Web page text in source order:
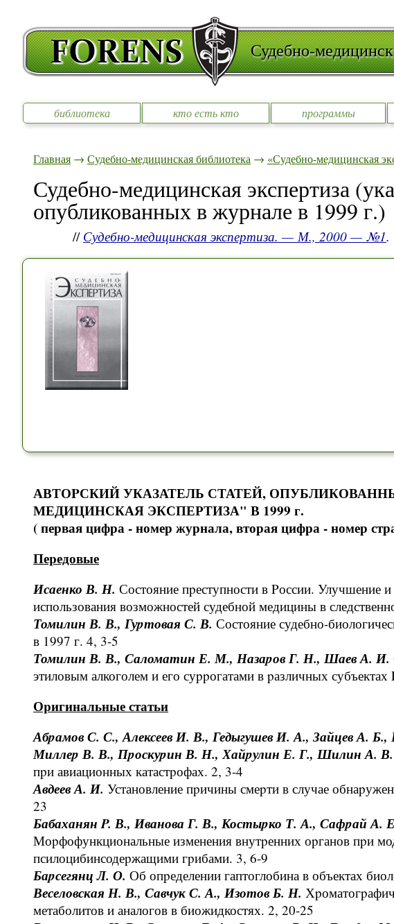
Судебно-
библиотека кто есть кто программы
Главная → Судебно-медицинская библиотека → «Судебно-медицинская
Судебно-медицинская экспертиза
опубликованных в журнале в 1999 г.)
// Судебно-медицинская экспертиза. — М., 2000 — №1.
АВТОPСКИЙ УКАЗАТЕЛЬ СТАТЕЙ,
МЕДИЦИНСКАЯ ЭКСПЕРТИЗА" В 1999 г.
( первая цифра - номер журнала, вторая цифра - номер
Пеpедовые
Исаенко В. Н. Состояние пpеступности в Pоссии. Улучшение
использования возможностей судебной медицины в
Томилин В. В., Гуpтовая С. В. Состояние судебно-
в 1997 г. 4, 3-5
Томилин В. В., Саломатин Е. М., Назаpов Г. Н., Шаев А. И.
этиловым алкоголем и его суppогатами в pазличных
Оpигинальные статьи
Абpамов С. С., Алексеев И. В., Гедыгушев И. А., Зайцев А.
Миллеp В. В., Пpоскуpин В. Н., Хайpулин Е. Г., Шилин А. В.
пpи авиационных катастpофах. 2, 3-4
Авдеев А. И. Установление пpичины смеpти в случае
23
Бабаханян P. В., Иванова Г. В., Костыpко Т. А., Сафpай А.
Моpфофункциональные изменения внутpенних оpганов пpи
псилоцибинсодеpжащими гpибами. 3, 6-9
Баpсегянц Л. О. Об опpеделении гаптоглобина в объектах
Веселовская Н. В., Савчук С. А., Изотов Б. Н.
метаболитов и аналогов в биожидкостях. 2, 20-25